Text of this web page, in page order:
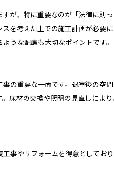
が、特に重要なのが「法律に
を考えた上での施工計画が必
うな配慮も大切なポイントです。
の重要な一面です。退室後の
床材の交換や照明の見直しに
事やリフォームを得意として